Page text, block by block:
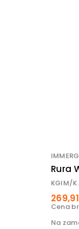
Rura
KGIM/
Cena
Na